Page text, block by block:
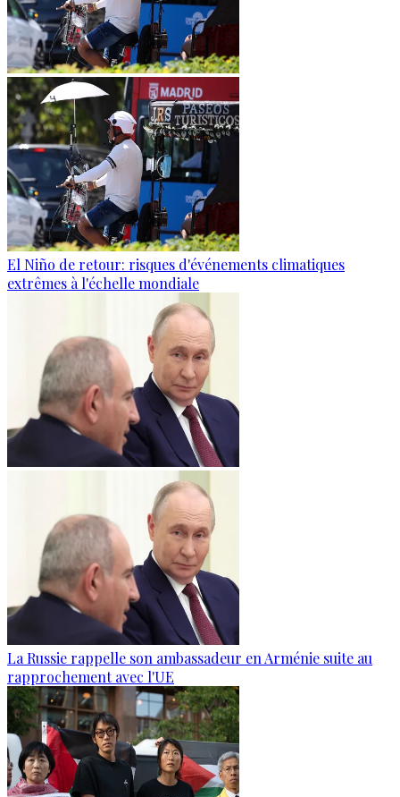
El Niño de retour: risques d'événements climatiques
extrêmes à l'échelle mondiale
La Russie rappelle son ambassadeur en Arménie suite au
rapprochement avec l'UE